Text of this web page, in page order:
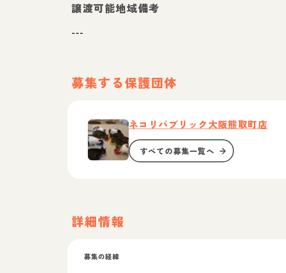
譲渡可能地域備考
---
募集する保護団体
ネコリパブリック大阪熊取町店
すべての募集一覧へ
詳細情報
募集の経緯